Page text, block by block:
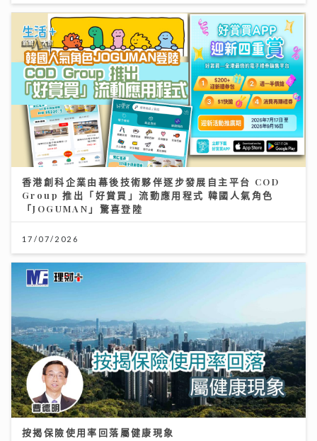
香港創科企業由幕後技術夥伴逐步發展自主平台 COD
Group 推出「好賞買」流動應用程式 韓國人氣角色
「JOGUMAN」驚喜登陸
17/07/2026
按揭保險使用率回落屬健康現象